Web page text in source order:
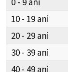
10 - 19
20 - 29
30 - 39
40 - 49